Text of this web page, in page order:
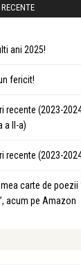
ani 2025!
fericit!
recente (2023-
a II-a)
recente (2023-
carte de poezii
acum pe Amazon